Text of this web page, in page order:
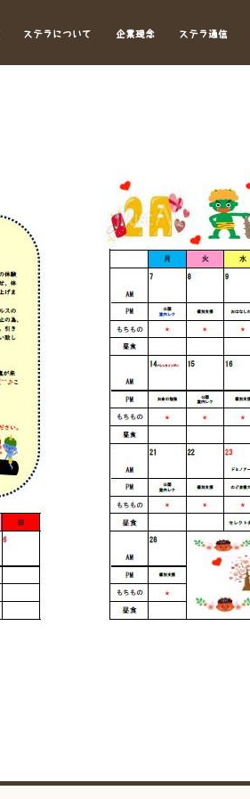
ステラについて 企業理念 ステラ通信